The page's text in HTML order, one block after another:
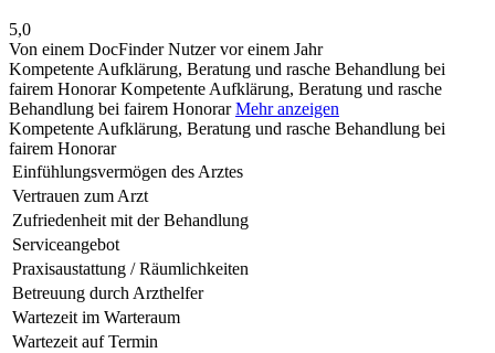
5,0
Von einem DocFinder Nutzervor einem Jahr
Kompetente Aufklärung, Beratung und rasche Behandlung bei
fairem Honorar Kompetente Aufklärung, Beratung und rasche
Behandlung bei fairem Honorar Mehr anzeigen
Kompetente Aufklärung, Beratung und rasche Behandlung bei
fairem Honorar
Einfühlungsvermögen des Arztes
Vertrauen zum Arzt
Zufriedenheit mit der Behandlung
Serviceangebot
Praxisaustattung / Räumlichkeiten
Betreuung durch Arzthelfer
Wartezeit im Warteraum
Wartezeit auf Termin